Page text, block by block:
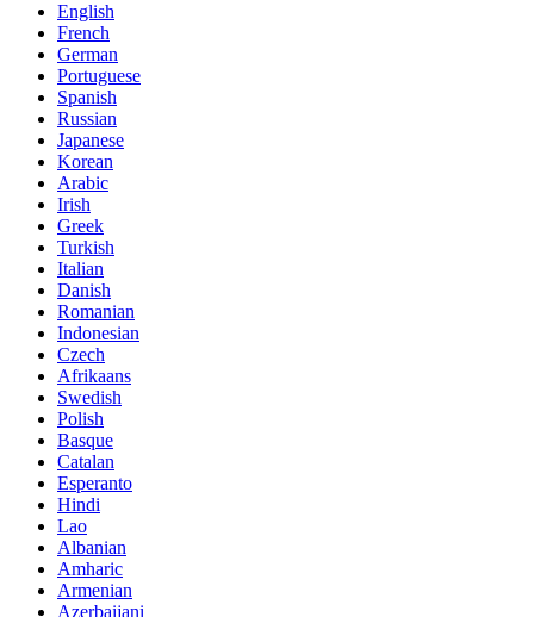
English
French
German
Portuguese
Spanish
Russian
Japanese
Korean
Arabic
Irish
Greek
Turkish
Italian
Danish
Romanian
Indonesian
Czech
Afrikaans
Swedish
Polish
Basque
Catalan
Esperanto
Hindi
Lao
Albanian
Amharic
Armenian
Azerbaijani